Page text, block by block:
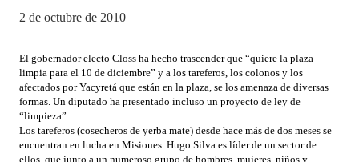
2 de octubre de 2010
El gobernador electo Closs ha hecho trascender que “quiere la plaza
limpia para el 10 de diciembre” y a los tareferos, los colonos y los
afectados por Yacyretá que están en la plaza, se los amenaza de diversas
formas. Un diputado ha presentado incluso un proyecto de ley de
“limpieza”.
Los tareferos (cosecheros de yerba mate) desde hace más de dos meses se
encuentran en lucha en Misiones. Hugo Silva es líder de un sector de
ellos, que junto a un numeroso grupo de hombres, mujeres, niños y